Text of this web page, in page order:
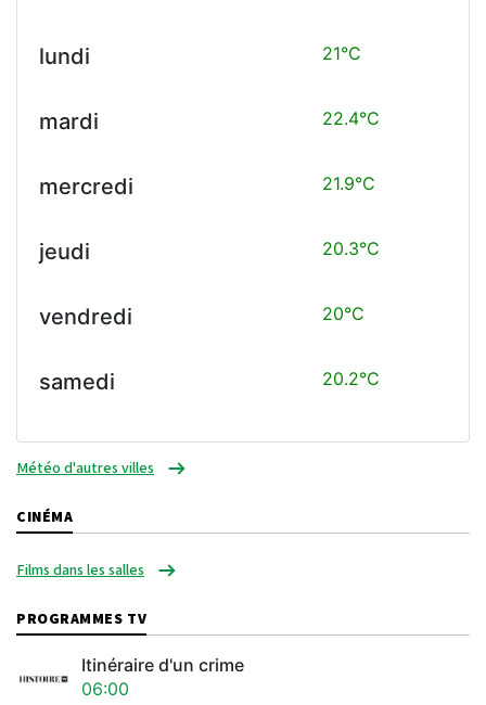
lundi 21°C
mardi 22.4°C
mercredi 21.9°C
jeudi 20.3°C
vendredi 20°C
samedi 20.2°C
Météo d'autres villes
CINÉMA
Films dans les salles
PROGRAMMES TV
Itinéraire d'un crime
06:00